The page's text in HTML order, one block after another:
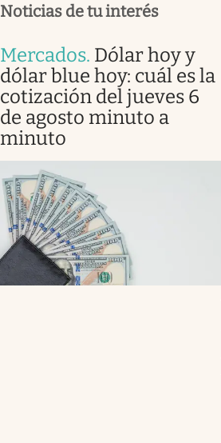
Noticias de tu interés
Mercados. Dólar hoy y
dólar blue hoy: cuál es la
cotización del jueves 6
de agosto minuto a
minuto